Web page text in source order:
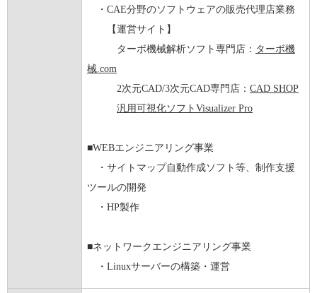
・CAE分野のソフトウェアの販売代理店業務
【運営サイト】
ターボ機械解析ソフト専門店： ターボ機
械.com
2次元CAD/3次元CAD専門店： CAD SHOP
汎用可視化ソフトVisualizer Pro
■WEBエンジニアリング事業
・サイトマップ自動作成ソフト等、制作支援
ツールの開発
・HP製作
■ネットワークエンジニアリング事業
・Linuxサーバーの構築・運営